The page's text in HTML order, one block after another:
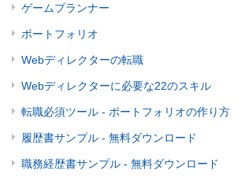
ゲームプランナー
ポートフォリオ
Webディレクターの転職
Webディレクターに必要な22のスキル
転職必須ツール - ポートフォリオの作り方
履歴書サンプル - 無料ダウンロード
職務経歴書サンプル - 無料ダウンロード